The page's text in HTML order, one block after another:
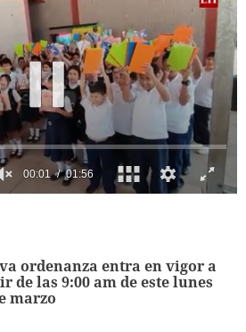
ordenanza entra en vigor a
de las 9:00 am de este lunes
marzo